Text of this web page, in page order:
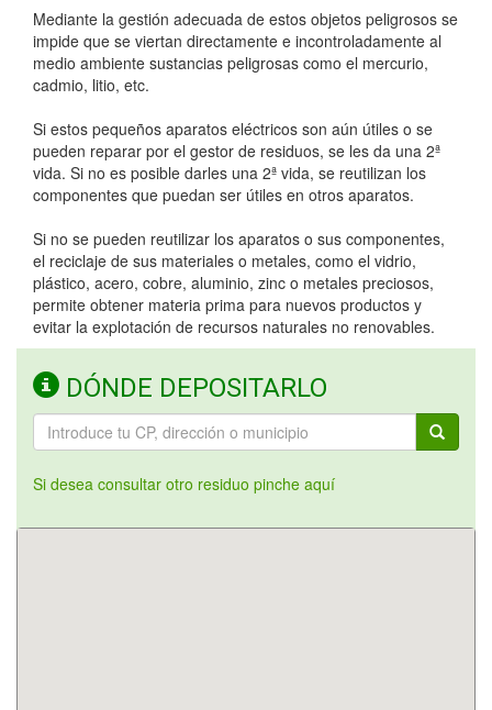
Mediante la gestión adecuada de estos objetos peligrosos se
impide que se viertan directamente e incontroladamente al
medio ambiente sustancias peligrosas como el mercurio,
cadmio, litio, etc.
Si estos pequeños aparatos eléctricos son aún útiles o se
pueden reparar por el gestor de residuos, se les da una 2ª
vida. Si no es posible darles una 2ª vida, se reutilizan los
componentes que puedan ser útiles en otros aparatos.
Si no se pueden reutilizar los aparatos o sus componentes,
el reciclaje de sus materiales o metales, como el vidrio,
plástico, acero, cobre, aluminio, zinc o metales preciosos,
permite obtener materia prima para nuevos productos y
evitar la explotación de recursos naturales no renovables.
DÓNDE DEPOSITARLO
Si desea consultar otro residuo pinche aquí